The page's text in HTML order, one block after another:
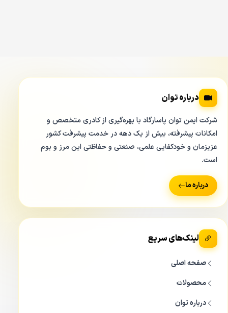
درباره توان
شرکت ایمن توان پاسارگاد با بهره‌گیری از کادری متخصص و
امکانات پیشرفته، بیش از یک دهه در خدمت پیشرفت کشور
عزیزمان و خودکفایی علمی، صنعتی و حفاظتی این مرز و بوم
است.
درباره ما
لینک‌های سریع
صفحه اصلی
محصولات
درباره توان